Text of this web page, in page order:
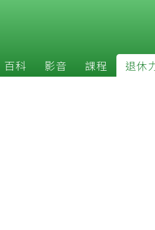
百科 影音 課程 退休